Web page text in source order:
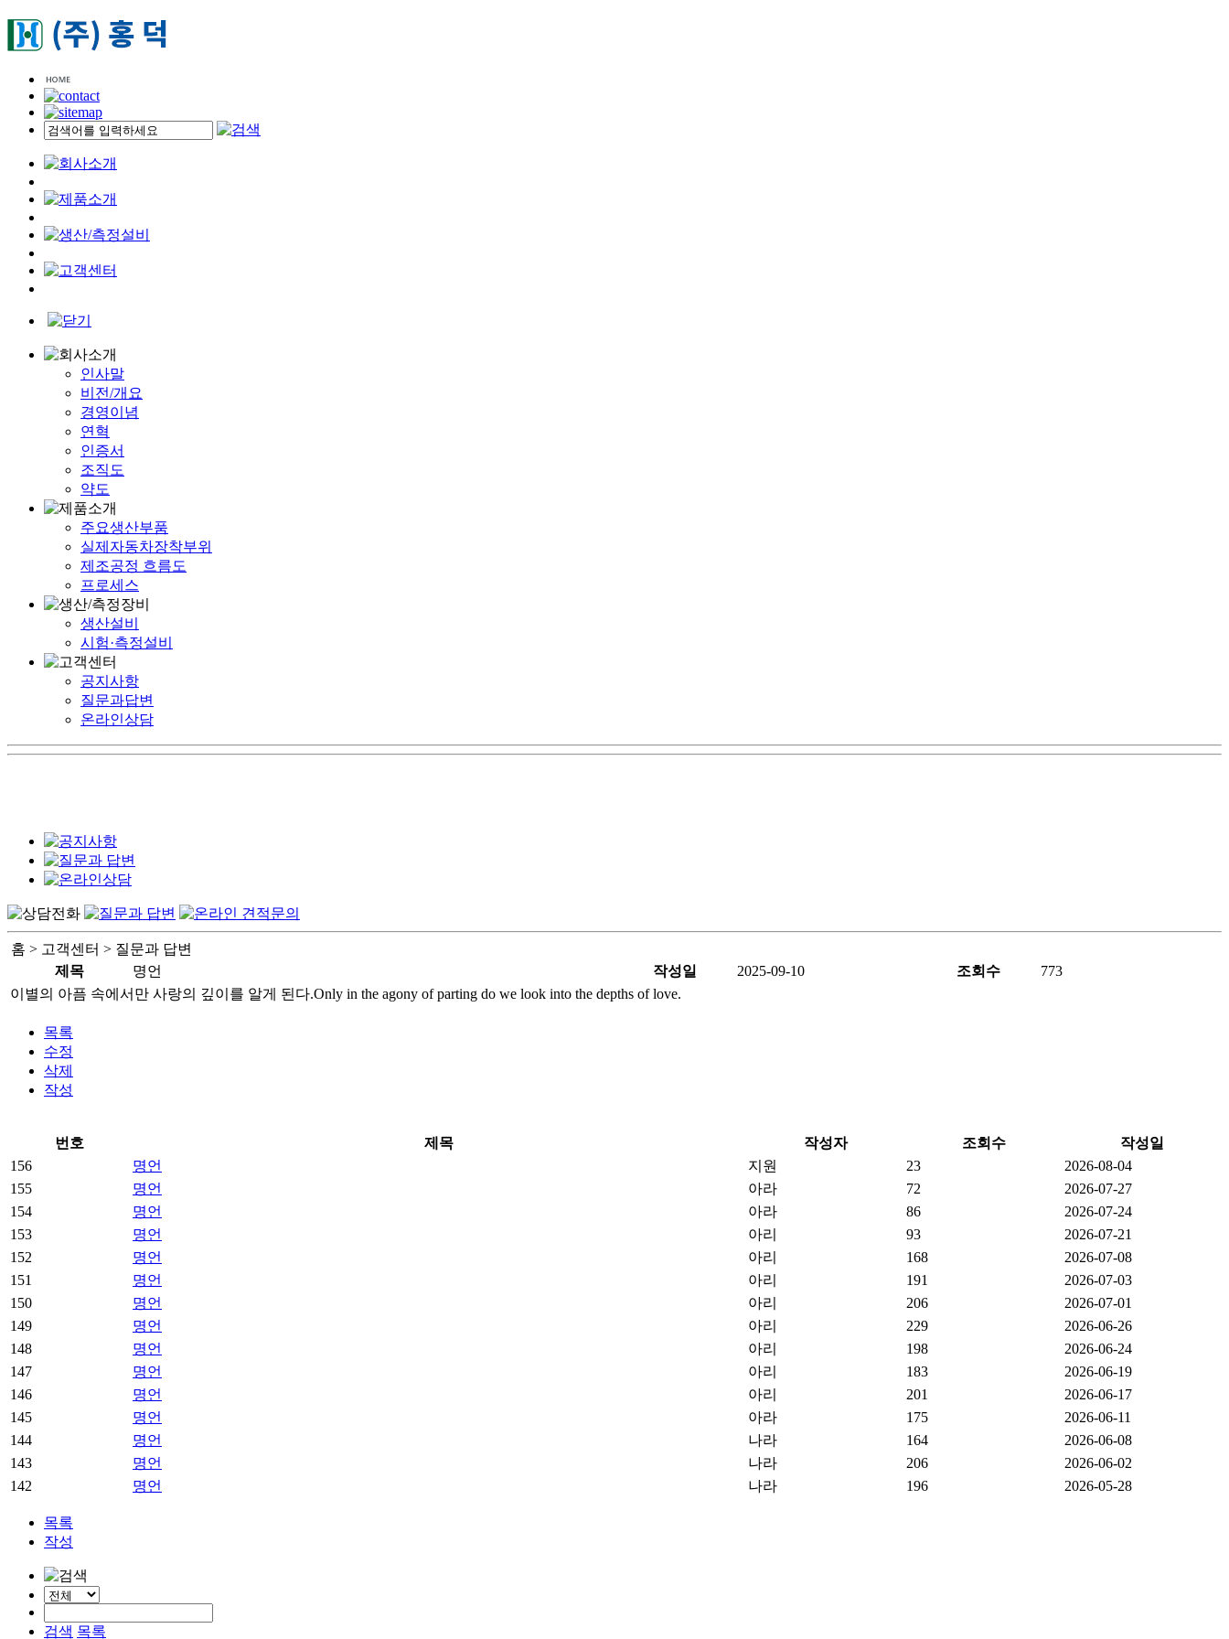
인사말
비전/개요
경영이념
연혁
인증서
조직도
약도
주요생산부품
실제자동차장착부위
제조공정 흐름도
프로세스
생산설비
시험·측정설비
공지사항
질문과답변
온라인상담
홈 > 고객센터 > 질문과 답변
제목
명언 작성일 2025-09-10 조회수
773
이별의 아픔 속에서만 사랑의 깊이를 알게 된다.Only in the agony of parting do we look into the depths of love.
비
-
례
준
비
현
대
상
태
아
보
험
모
특
약
목록
수정
삭제
작성
번호 제목 작성자 조회수
작성일
156
명언 지원 23
2026-08-04
155
명언 아라 72
2026-07-27
154
명언 아라 86
2026-07-24
153
명언 아리 93
2026-07-21
152
명언 아리 168
2026-07-08
151
명언 아리 191
2026-07-03
150
명언 아리 206
2026-07-01
149
명언 아리 229
2026-06-26
148
명언 아리 198
2026-06-24
147
명언 아리 183
2026-06-19
146
명언 아리 201
2026-06-17
145
명언 아라 175
2026-06-11
144
명언 나라 164
2026-06-08
143
명언 나라 206
2026-06-02
142
명언 나라 196 2026-05-28
목록
작성
검색 목록